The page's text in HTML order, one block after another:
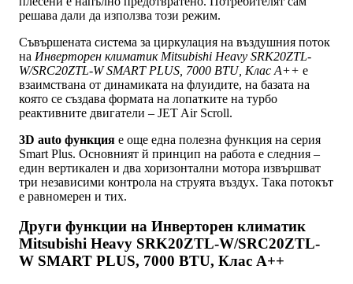
решава дали да използва този режим.
Съвършената система за циркулация на въздушния поток
на Инверторен климатик Mitsubishi Heavy SRK20ZTL-
W/SRC20ZTL-W SMART PLUS, 7000 BTU, Клас A++ е
взаимствана от динамиката на флуидите, на базата на
която се създава формата на лопатките на турбо
реактивните двигатели – JET Air Scroll.
3D auto функция е още една полезна функция на серия
Smart Plus. Основният й принцип на работа е следния –
един вертикален и два хоризонтални мотора извършват
три независими контрола на струята въздух. Така потокът
е равномерен и тих.
Други функции на Инверторен климатик
Mitsubishi Heavy SRK20ZTL-W/SRC20ZTL-
W SMART PLUS, 7000 BTU, Клас A++